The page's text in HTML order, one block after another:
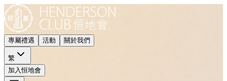
專屬禮遇 活動 關於我們
繁
加入恒地會